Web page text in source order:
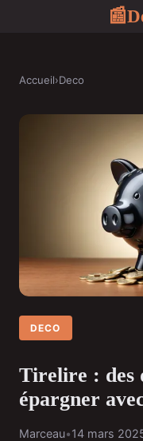
📰
Accueil›Deco
DECO
Tirelire : des
épargner
Marceau•14 mars